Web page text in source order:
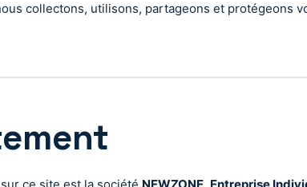
collectons, utilisons, partageons et protégeons